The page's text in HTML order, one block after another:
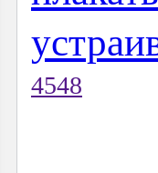
4548